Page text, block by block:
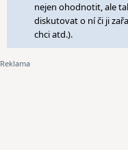
nejen ohodnotit, ale
diskutovat o ní či ji
chci atd.).